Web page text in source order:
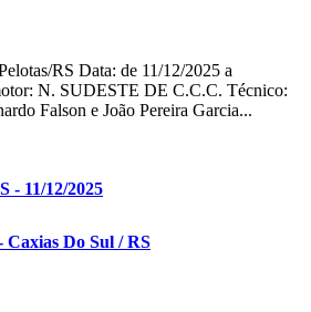
RS Data: de 11/12/2025 a
N. SUDESTE DE C.C.C. Técnico:
Falson e João Pereira Garcia...
- 11/12/2025
Caxias Do Sul / RS